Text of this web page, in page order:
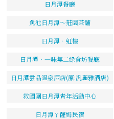
日月潭餐廳
魚池日月潭～莊園茶舖
日月潭．虹樓
日月潭‧一味無二綠食坊餐廳
日月潭雲品溫泉酒店(原:汎麗雅酒店)
救國團日月潭青年活動中心
日月潭ㄚ薩姆民宿